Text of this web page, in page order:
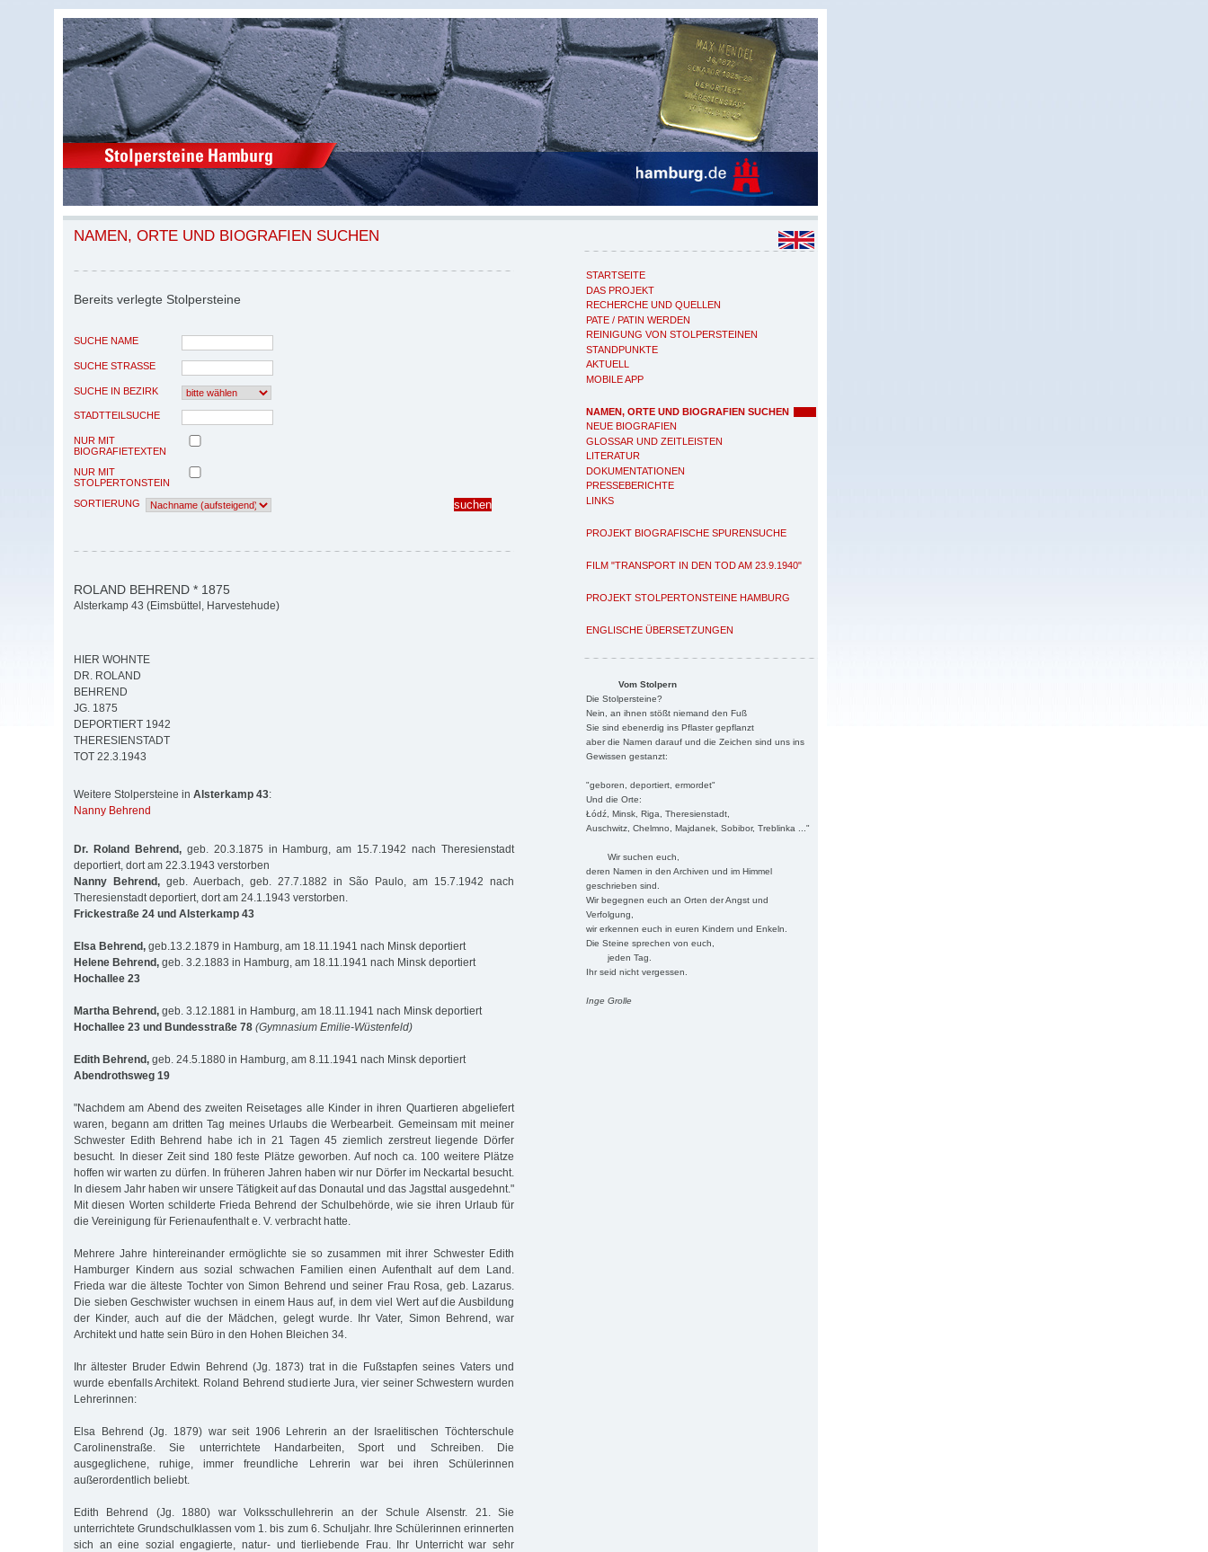
STARTSEITE
DAS PROJEKT
RECHERCHE UND QUELLEN
PATE / PATIN WERDEN
REINIGUNG VON STOLPERSTEINEN
STANDPUNKTE
AKTUELL
MOBILE APP
NAMEN, ORTE UND BIOGRAFIEN SUCHEN
NEUE BIOGRAFIEN
GLOSSAR UND ZEITLEISTEN
LITERATUR
DOKUMENTATIONEN
PRESSEBERICHTE
LINKS
PROJEKT BIOGRAFISCHE SPURENSUCHE
FILM "TRANSPORT IN DEN TOD AM 23.9.1940"
PROJEKT STOLPERTONSTEINE HAMBURG
ENGLISCHE ÜBERSETZUNGEN
Vom Stolpern
Die Stolpersteine?
Nein, an ihnen stößt niemand den Fuß
Sie sind ebenerdig ins Pflaster gepflanzt
aber die Namen darauf und die Zeichen sind uns ins
Gewissen gestanzt:
"geboren, deportiert, ermordet"
Und die Orte:
Łódź, Minsk, Riga, Theresienstadt,
Auschwitz, Chelmno, Majdanek, Sobibor, Treblinka ..."
Wir suchen euch,
deren Namen in den Archiven und im Himmel
geschrieben sind.
Wir begegnen euch an Orten der Angst und
Verfolgung,
wir erkennen euch in euren Kindern und Enkeln.
Die Steine sprechen von euch,
jeden Tag.
Ihr seid nicht vergessen.
Inge Grolle
NAMEN, ORTE UND BIOGRAFIEN SUCHEN
Bereits verlegte Stolpersteine
SUCHE NAME
SUCHE STRASSE
SUCHE IN BEZIRK
STADTTEILSUCHE
NUR MIT
BIOGRAFIETEXTEN
NUR MIT
STOLPERTONSTEIN
SORTIERUNG
ROLAND BEHREND * 1875
Alsterkamp 43 (Eimsbüttel, Harvestehude)
HIER WOHNTE
DR. ROLAND
BEHREND
JG. 1875
DEPORTIERT 1942
THERESIENSTADT
TOT 22.3.1943
Weitere Stolpersteine in Alsterkamp 43:
Nanny Behrend
Dr. Roland Behrend,geb. 20.3.1875 in Hamburg, am 15.7.1942 nach Theresienstadt
deportiert, dort am 22.3.1943 verstorben
Nanny Behrend, geb. Auerbach, geb. 27.7.1882 in São Paulo, am 15.7.1942 nach
Theresienstadt deportiert, dort am 24.1.1943 verstorben.
Frickestraße 24 und Alsterkamp 43
Elsa Behrend, geb.13.2.1879 in Hamburg, am 18.11.1941 nach Minsk deportiert
Helene Behrend, geb. 3.2.1883 in Hamburg, am 18.11.1941 nach Minsk deportiert
Hochallee 23
Martha Behrend, geb. 3.12.1881 in Hamburg, am 18.11.1941 nach Minsk deportiert
Hochallee 23 und Bundesstraße 78 (Gymnasium Emilie-Wüstenfeld)
Edith Behrend, geb. 24.5.1880 in Hamburg, am 8.11.1941 nach Minsk deportiert
Abendrothsweg 19
"Nachdem am Abend des zweiten Reisetages alle Kinder in ihren Quartieren abgeliefert
waren, begann am dritten Tag meines Urlaubs die Werbearbeit. Gemeinsam mit meiner
Schwester Edith Behrend habe ich in 21 Tagen 45 ziemlich zerstreut liegende Dörfer
besucht. In dieser Zeit sind 180 feste Plätze geworben. Auf noch ca. 100 weitere Plätze
hoffen wir warten zu dürfen. In früheren Jahren haben wir nur Dörfer im Neckartal besucht.
In diesem Jahr haben wir unsere Tätigkeit auf das Donautal und das Jagsttal ausgedehnt."
Mit diesen Worten schilderte Frieda Behrend der Schulbehörde, wie sie ihren Urlaub für
die Vereinigung für Ferienaufenthalt e. V. verbracht hatte.
Mehrere Jahre hintereinander ermöglichte sie so zusammen mit ihrer Schwester Edith
Hamburger Kindern aus sozial schwachen Familien einen Aufenthalt auf dem Land.
Frieda war die älteste Tochter von Simon Behrend und seiner Frau Rosa, geb. Lazarus.
Die sieben Ge­schwister wuchsen in einem Haus auf, in dem viel Wert auf die Ausbildung
der Kinder, auch auf die der Mädchen, gelegt wurde. Ihr Vater, Simon Behrend, war
Architekt und hatte sein Büro in den Hohen Bleichen 34.
Ihr ältester Bruder Edwin Behrend (Jg. 1873) trat in die Fußstapfen seines Vaters und
wurde ebenfalls Architekt. Roland Behrend studierte Jura, vier seiner Schwestern wurden
Lehrerinnen:
Elsa Behrend (Jg. 1879) war seit 1906 Lehrerin an der Israelitischen Töchterschule
Carolinenstraße. Sie unterrichtete Handarbeiten, Sport und Schreiben. Die
ausgeglichene, ruhige, immer freundliche Lehrerin war bei ihren Schülerinnen
außerordentlich beliebt.
Edith Behrend (Jg. 1880) war Volksschullehrerin an der Schule Alsenstr. 21. Sie
unterrichtete Grundschulklassen vom 1. bis zum 6. Schuljahr. Ihre Schülerinnen erinnerten
sich an eine sozial engagierte, natur- und tierliebende Frau. Ihr Unterricht war sehr